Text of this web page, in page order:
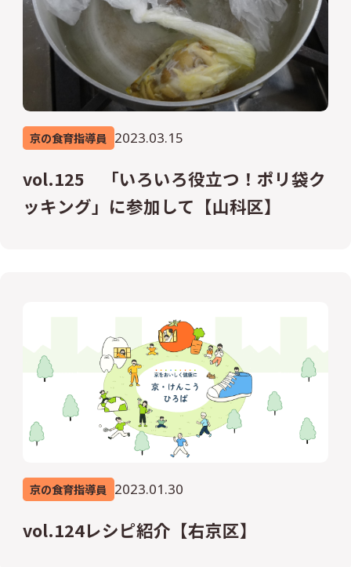
京の食育指導員 2023.03.15
vol.125 「いろいろ役立つ！ポリ袋ク
ッキング」に参加して【山科区】
京の食育指導員 2023.01.30
vol.124レシピ紹介【右京区】